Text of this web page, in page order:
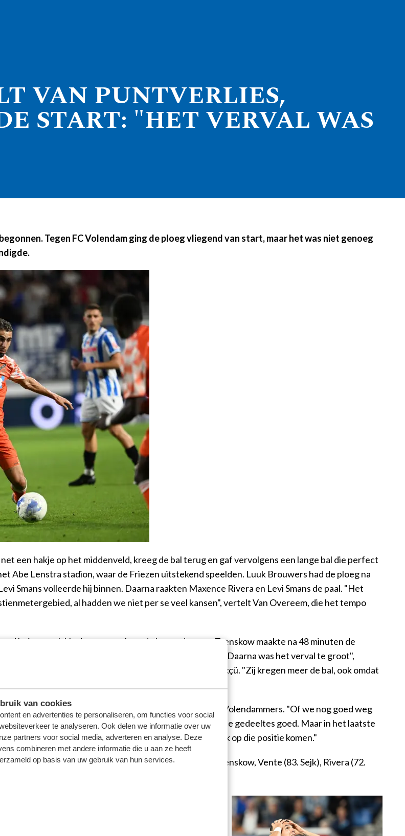
van cookies
en advertenties te personaliseren, om functies voor social
te analyseren. Ook delen we informatie over uw
partners voor social media, adverteren en analyse. Deze
combineren met andere informatie die u aan ze heeft
op basis van uw gebruik van hun services.
VAN PUNTVERLIES,
START: "HET VERVAL WAS
Tegen FC Volendam ging de ploeg vliegend van start, maar het was niet genoeg
een hakje op het middenveld, kreeg de bal terug en gaf vervolgens een lange bal die perfect
Abe Lenstra stadion, waar de Friezen uitstekend speelden. Luuk Brouwers had de ploeg na
Smans volleerde hij binnen. Daarna raakten Maxence Rivera en Levi Smans de paal. "Het
al hadden we niet per se veel kansen", vertelt Van Overeem, die het tempo
buitenspel. Na de pauze gebeurde het andersom: Trenskow maakte na 48 minuten de
helft begonnen we ook goed, tot de afgekeurde goal. Daarna was het verval te groot",
Daarna kwam er nog een domper: de 1-1 van Ozan Kökçü. "Zij kregen meer de bal, ook omdat
op en neer, dan is er geen controle meer."
Robert Mühren en de paal werd geraakt door de Volendammers. "Of we nog goed weg
"Als je het veld in drieën deelt, gaat het in de eerste twee gedeeltes goed. Maar in het laatste
te gehaast af. Maar wat wel goed is, is dat we zo vaak op die positie komen."
Van Overeem, Smans (53. Linday), Brouwers; Trenskow, Vente (83. Sejk), Rivera (72.